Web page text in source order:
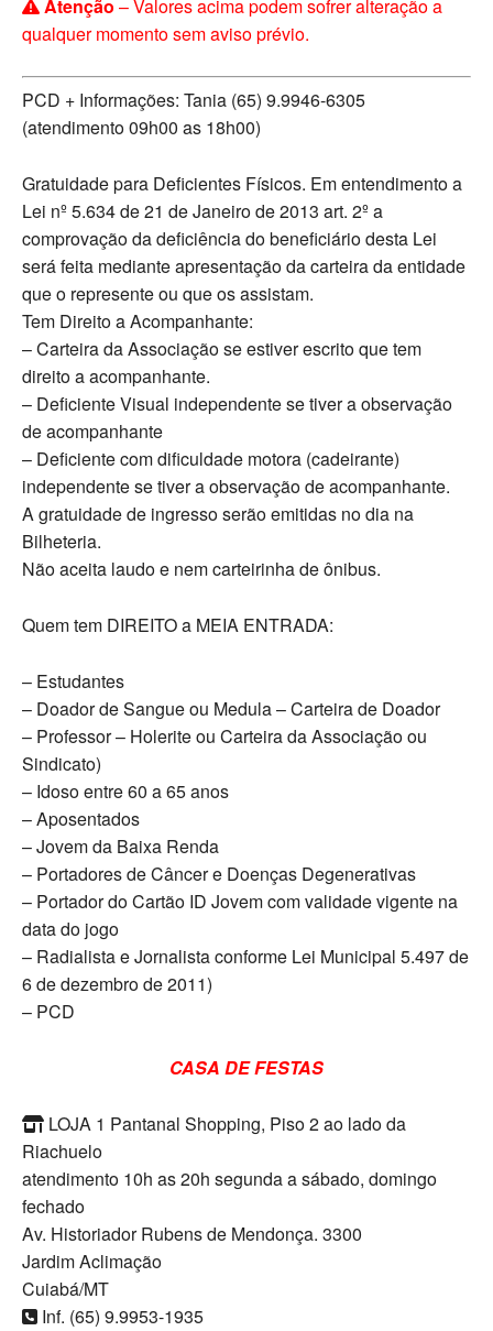
Atenção – Valores acima podem sofrer alteração a
qualquer momento sem aviso prévio.
PCD + Informações: Tania (65) 9.9946-6305
(atendimento 09h00 as 18h00)
Gratuidade para Deficientes Físicos. Em entendimento a
Lei nº 5.634 de 21 de Janeiro de 2013 art. 2º a
comprovação da deficiência do beneficiário desta Lei
será feita mediante apresentação da carteira da entidade
que o represente ou que os assistam.
Tem Direito a Acompanhante:
– Carteira da Associação se estiver escrito que tem
direito a acompanhante.
– Deficiente Visual independente se tiver a observação
de acompanhante
– Deficiente com dificuldade motora (cadeirante)
independente se tiver a observação de acompanhante.
A gratuidade de ingresso serão emitidas no dia na
Bilheteria.
Não aceita laudo e nem carteirinha de ônibus.
Quem tem DIREITO a MEIA ENTRADA:
– Estudantes
– Doador de Sangue ou Medula – Carteira de Doador
– Professor – Holerite ou Carteira da Associação ou
Sindicato)
– Idoso entre 60 a 65 anos
– Aposentados
– Jovem da Baixa Renda
– Portadores de Câncer e Doenças Degenerativas
– Portador do Cartão ID Jovem com validade vigente na
data do jogo
– Radialista e Jornalista conforme Lei Municipal 5.497 de
6 de dezembro de 2011)
– PCD
CASA DE FESTAS
LOJA 1 Pantanal Shopping, Piso 2 ao lado da
Riachuelo
atendimento 10h as 20h segunda a sábado, domingo
fechado
Av. Historiador Rubens de Mendonça. 3300
Jardim Aclimação
Cuiabá/MT
Inf. (65) 9.9953-1935